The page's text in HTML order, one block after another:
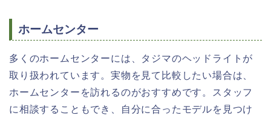
ホームセンター
多くのホームセンターには、タジマのヘッドライトが
取り扱われています。実物を見て比較したい場合は、
ホームセンターを訪れるのがおすすめです。スタッフ
に相談することもでき、自分に合ったモデルを見つけ